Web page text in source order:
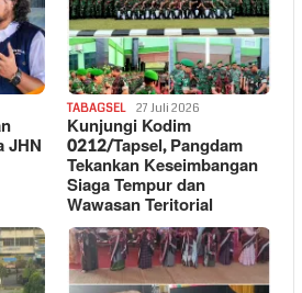
JHN
TABAGSEL 27 Juli 2026
Kunjungi Kodim
0212/Tapsel, Pangdam
Tekankan Keseimbangan
Siaga Tempur dan
Wawasan Teritorial